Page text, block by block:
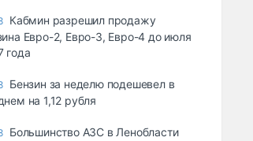
Кабмин разрешил продажу
Евро-2, Евро-3, Евро-4 до июля
года
Бензин за неделю подешевел в
на 1,12 рубля
Большинство АЗС в Ленобласти